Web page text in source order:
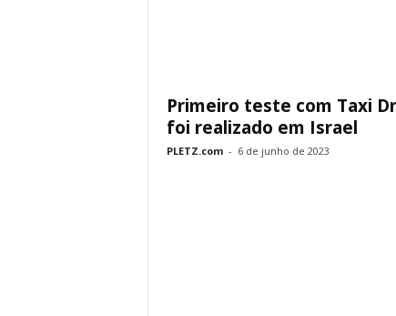
Primeiro teste com Taxi
foi realizado em Israel
PLETZ.com - 6 de junho de 2023